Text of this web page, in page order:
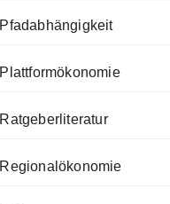
Pfadabhängigkeit
Plattformökonomie
Ratgeberliteratur
Regionalökonomie